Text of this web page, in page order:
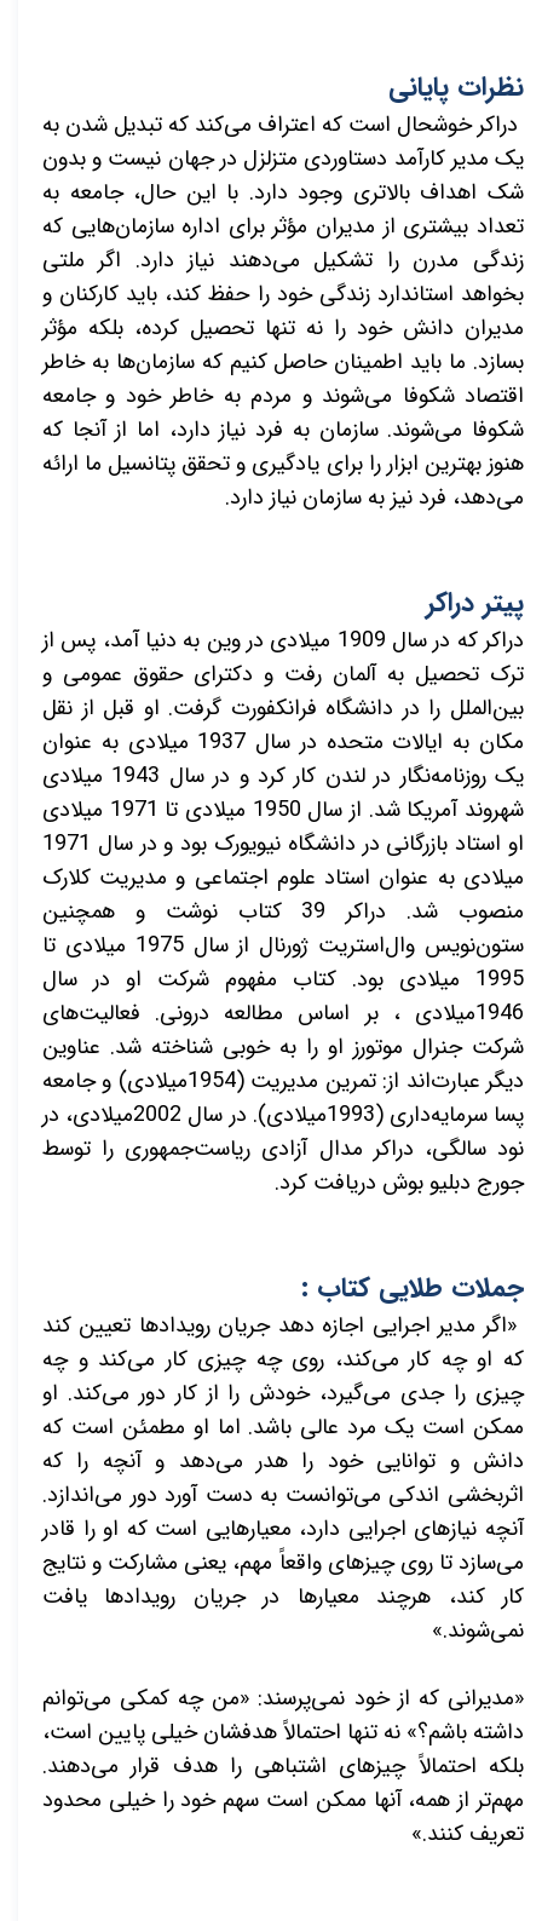
نظرات پایانی
دراکر خوشحال است که اعتراف می‌کند که تبدیل شدن به
یک مدیر کارآمد دستاوردی متزلزل در جهان نیست و بدون
شک اهداف بالاتری وجود دارد. با این حال، جامعه به
تعداد بیشتری از مدیران مؤثر برای اداره سازمان‌هایی که
زندگی مدرن را تشکیل می‌دهند نیاز دارد. اگر ملتی
بخواهد استاندارد زندگی خود را حفظ کند، باید کارکنان و
مدیران دانش خود را نه تنها تحصیل کرده، بلکه مؤثر
بسازد. ما باید اطمینان حاصل کنیم که سازمان‌ها به خاطر
اقتصاد شکوفا می‌شوند و مردم به خاطر خود و جامعه
شکوفا می‌شوند. سازمان به فرد نیاز دارد، اما از آنجا که
هنوز بهترین ابزار را برای یادگیری و تحقق پتانسیل ما ارائه
می‌دهد، فرد نیز به سازمان نیاز دارد.
پیتر دراکر
دراکر که در سال 1909 میلادی در وین به دنیا آمد، پس از
ترک تحصیل به آلمان رفت و دکترای حقوق عمومی و
بین‌الملل را در دانشگاه فرانکفورت گرفت. او قبل از نقل
مکان به ایالات متحده در سال 1937 میلادی به عنوان
یک روزنامه‌نگار در لندن کار کرد و در سال 1943 میلادی
شهروند آمریکا شد. از سال 1950 میلادی تا 1971 میلادی
او استاد بازرگانی در دانشگاه نیویورک بود و در سال 1971
میلادی به عنوان استاد علوم اجتماعی و مدیریت کلارک
منصوب شد. دراکر 39 کتاب نوشت و همچنین
ستون‌نویس وال‌استریت ژورنال از سال 1975 میلادی تا
1995 میلادی بود. کتاب مفهوم شرکت او در سال
1946میلادی ، بر اساس مطالعه درونی. فعالیت‌های
شرکت جنرال موتورز او را به خوبی شناخته شد. عناوین
دیگر عبارت‌اند از: تمرین مدیریت (1954میلادی) و جامعه
پسا سرمایه‌داری (1993میلادی). در سال 2002میلادی، در
نود سالگی، دراکر مدال آزادی ریاست‌جمهوری را توسط
جورج دبلیو بوش دریافت کرد.
جملات طلایی کتاب :
«اگر مدیر اجرایی اجازه دهد جریان رویدادها تعیین کند
که او چه کار می‌کند، روی چه چیزی کار می‌کند و چه
چیزی را جدی می‌گیرد، خودش را از کار دور می‌کند. او
ممکن است یک مرد عالی باشد. اما او مطمئن است که
دانش و توانایی خود را هدر می‌دهد و آنچه را که
اثربخشی اندکی می‌توانست به دست آورد دور می‌اندازد.
آنچه نیازهای اجرایی دارد، معیارهایی است که او را قادر
می‌سازد تا روی چیزهای واقعاً مهم، یعنی مشارکت و نتایج
کار کند، هرچند معیارها در جریان رویدادها یافت
نمی‌شوند.»
«مدیرانی که از خود نمی‌پرسند: «من چه کمکی می‌توانم
داشته باشم؟» نه تنها احتمالاً هدفشان خیلی پایین است،
بلکه احتمالاً چیزهای اشتباهی را هدف قرار می‌دهند.
مهم‌تر از همه، آنها ممکن است سهم خود را خیلی محدود
تعریف کنند.»